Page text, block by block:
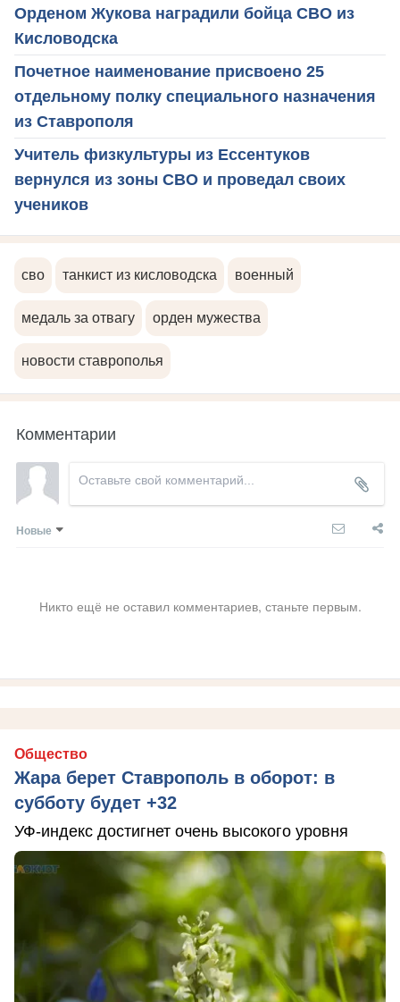
Орденом Жукова наградили бойца СВО из
Кисловодска
Почетное наименование присвоено 25
отдельному полку специального назначения
из Ставрополя
Учитель физкультуры из Ессентуков
вернулся из зоны СВО и проведал своих
учеников
сво танкист из кисловодска военный
медаль за отвагу орден мужества
новости ставрополья
Комментарии
Новые
Никто ещё не оставил комментариев, станьте первым.
Общество
Жара берет Ставрополь в оборот: в
субботу будет +32
УФ-индекс достигнет очень высокого уровня